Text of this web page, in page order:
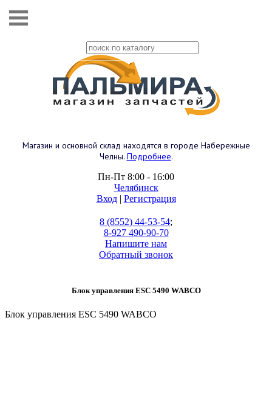
Магазин и основной склад находятся в городе Набережные
Челны. Подробнее.
Пн-Пт 8:00 - 16:00
Челябинск
Вход| Регистрация
8 (8552) 44-53-54;
8-927 490-90-70
Напишите нам
Обратный звонок
Блок управления ESC 5490 WABCO
Блок управления ESC 5490 WABCO